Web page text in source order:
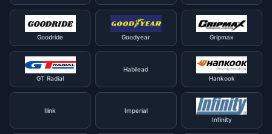
Goodride Goodyear Gripmax
GT Radial
Habilead
Hankook
Ilink
Imperial
Infinity